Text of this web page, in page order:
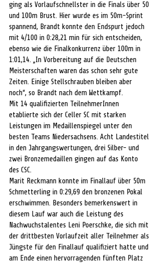
ging als Vorlaufschnellster in die Finals über 50
und 100m Brust. Hier wurde es im 50m-Sprint
spannend, Brandt konnte den Endspurt jedoch
mit 4/100 in 0:28,21 min für sich entscheiden,
ebenso wie die Finalkonkurrenz über 100m in
1:01,14. „In Vorbereitung auf die Deutschen
Meisterschaften waren das schon sehr gute
Zeiten. Einige Stellschrauben bleiben aber
noch“, so Brandt nach dem Wettkampf.
Mit 14 qualifizierten TeilnehmerInnen
etablierte sich der Celler SC mit starken
Leistungen im Medaillenspiegel unter den
besten Teams Niedersachsens. Acht Landestitel
in den Jahrgangswertungen, drei Silber- und
zwei Bronzemedaillen gingen auf das Konto
des CSC.
Marit Reckmann konnte im Finallauf über 50m
Schmetterling in 0:29,69 den bronzenen Pokal
erschwimmen. Besonders bemerkenswert in
diesem Lauf war auch die Leistung des
Nachwuchstalentes Leni Poerschke, die sich mit
der drittbesten Vorlaufzeit aller Teilnehmer als
Jüngste für den Finallauf qualifiziert hatte und
am Ende einen hervorragenden fünften Platz